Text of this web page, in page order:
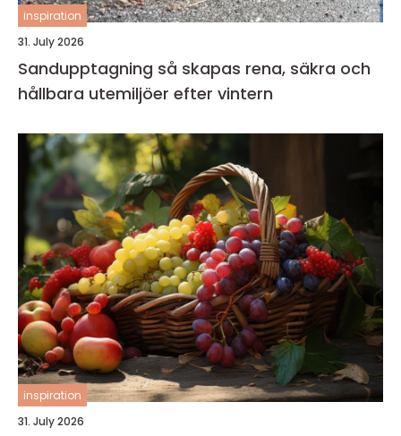
inspiration
31. July 2026
Sandupptagning så skapas rena, säkra och
hållbara utemiljöer efter vintern
inspiration
31. July 2026